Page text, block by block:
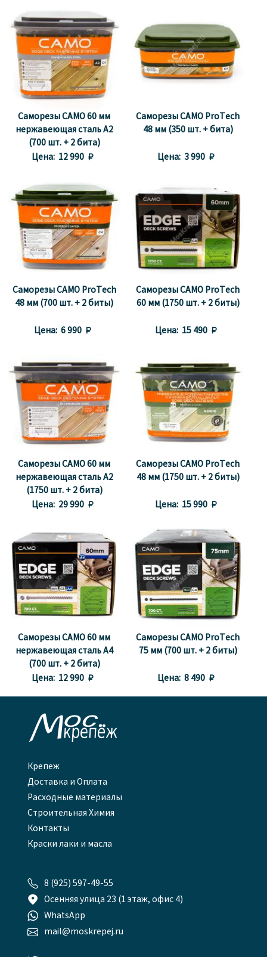
Саморезы CAMO 60 мм
нержавеющая сталь A2
(700 шт. + 2 бита)
Цена: 12 990 
Саморезы CAMO ProTech
48 мм (350 шт. + бита)
Цена: 3 990 
Саморезы CAMO ProTech
48 мм (700 шт. + 2 биты)
Цена: 6 990 
Саморезы CAMO ProTech
60 мм (1750 шт. + 2 биты)
Цена: 15 490 
Саморезы CAMO 60 мм
нержавеющая сталь A2
(1750 шт. + 2 бита)
Цена: 29 990 
Саморезы CAMO ProTech
48 мм (1750 шт. + 2 биты)
Цена: 15 990 
Саморезы CAMO 60 мм
нержавеющая сталь A4
(700 шт. + 2 бита)
Цена: 12 990 
Саморезы CAMO ProTech
75 мм (700 шт. + 2 биты)
Цена: 8 490 

Крепеж
Доставка и Оплата
Расходные материалы
Строительная Химия
Контакты
Краски лаки и масла
 8 (925) 597-49-55
 Осенняя улица 23 (1 этаж, офис 4)
 WhatsApp
 mail@moskrepej.ru